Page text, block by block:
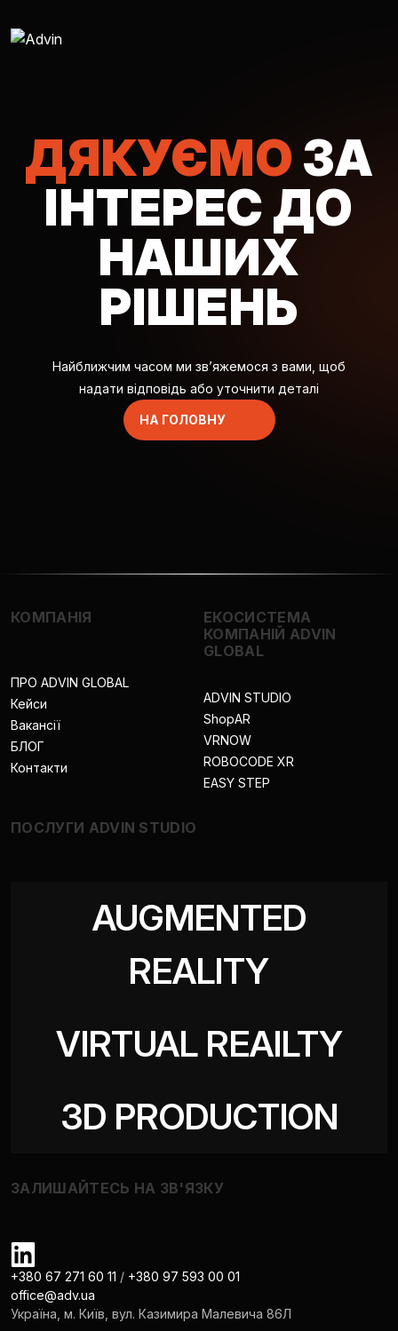
AUGMENTED REALITY
VIRTUAL REAILTY
3D PRODUCTION
КОМПАНІЯ
ЕКОСИСТЕМА КОМПАНІЙ
ДЯКУЄМО ЗА
ІНТЕРЕС ДО
НАШИХ
РІШЕНЬ
Найближчим часом ми зв’яжемося з вами, щоб
надати відповідь або уточнити деталі
НА ГОЛОВНУ
КОМПАНІЯ
ПРО ADVIN GLOBAL
Кейси
Вакансії
БЛОГ
Контакти
ПОСЛУГИ ADVIN STUDIO
AUGMENTED
REALITY
VIRTUAL REAILTY
3D PRODUCTION
ЕКОСИСТЕМА
КОМПАНІЙ ADVIN
GLOBAL
ADVIN STUDIO
ShopAR
VRNOW
ROBOCODE XR
EASY STEP
ЗАЛИШАЙТЕСЬ НА ЗВ'ЯЗКУ
+380 67 271 60 11 / +380 97 593 00 01
office@adv.ua
Україна, м. Київ, вул. Казимира Малевича 86Л